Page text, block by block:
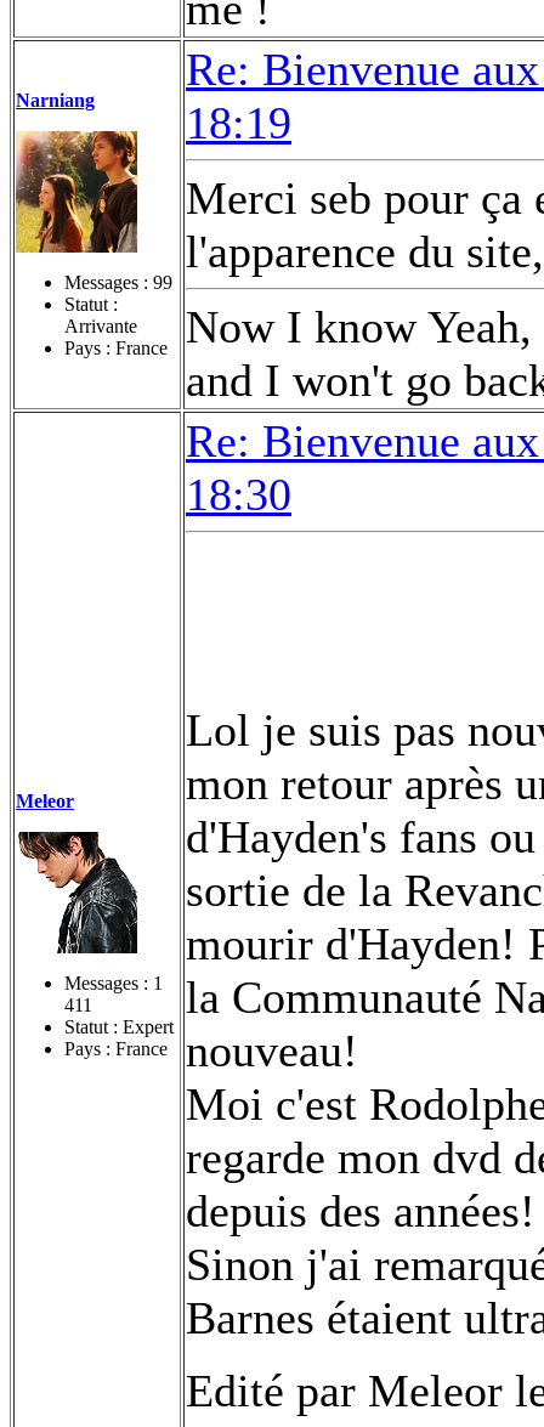
Narniang
Messages : 99
Statut :
Arrivante
Pays : France
Re: Bienvenue
18:19
Merci seb pour ça
l'apparence du
Now I know
and I won't go
Meleor
Messages : 1
411
Statut : Expert
Pays : France
Re: Bienvenue
18:30
Lol je suis pas
mon retour après
d'Hayden's fans
sortie de la
mourir d'Hayden!
la Communauté
nouveau!
Moi c'est
regarde mon dvd
depuis des années!
Sinon j'ai
Barnes étaient
Edité par Meleor